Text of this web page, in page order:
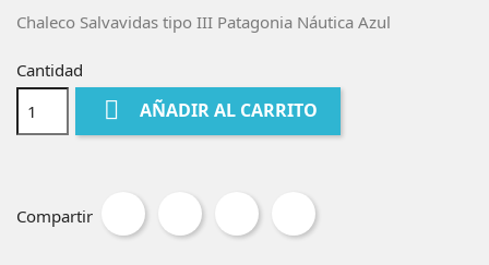
Chaleco Salvavidas tipo III Patagonia Náutica Azul
Cantidad
 AÑADIR AL CARRITO
Compartir